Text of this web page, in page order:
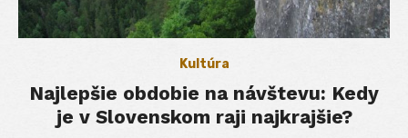
Kultúra
Najlepšie obdobie na návštevu: Kedy
je v Slovenskom raji najkrajšie?